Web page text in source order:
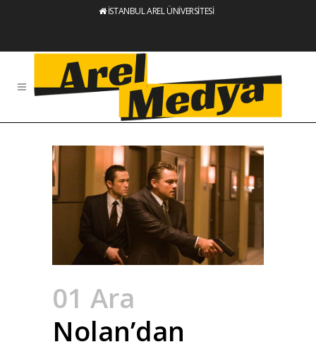
İSTANBUL AREL ÜNİVERSİTESİ
01 Ara
Nolan’dan